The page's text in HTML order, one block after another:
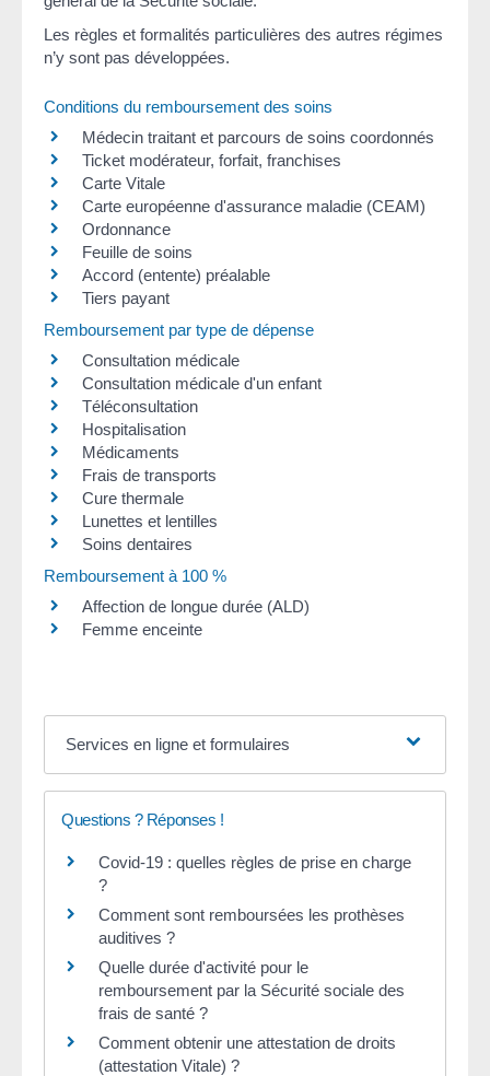
Les règles et formalités particulières des autres régimes
n’y sont pas développées.
Conditions du remboursement des soins
Médecin traitant et parcours de soins coordonnés
Ticket modérateur, forfait, franchises
Carte Vitale
Carte européenne d'assurance maladie (CEAM)
Ordonnance
Feuille de soins
Accord (entente) préalable
Tiers payant
Remboursement par type de dépense
Consultation médicale
Consultation médicale d'un enfant
Téléconsultation
Hospitalisation
Médicaments
Frais de transports
Cure thermale
Lunettes et lentilles
Soins dentaires
Remboursement à 100 %
Affection de longue durée (ALD)
Femme enceinte
Services en ligne et formulaires
Questions ? Réponses !
Covid-19 : quelles règles de prise en charge
?
Comment sont remboursées les prothèses
auditives ?
Quelle durée d'activité pour le
remboursement par la Sécurité sociale des
frais de santé ?
Comment obtenir une attestation de droits
(attestation Vitale) ?